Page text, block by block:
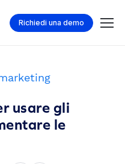
Richiedi una demo
usare gli
le